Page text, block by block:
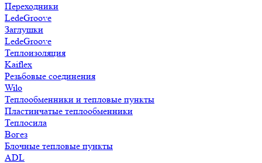
Переходники
LedeGroove
Заглушки
LedeGroove
Теплоизоляция
Kaiflex
Резьбовые соединения
Wilo
Теплообменники и тепловые пункты
Пластинчатые теплообменники
Теплосила
Вогез
Блочные тепловые пункты
ADL